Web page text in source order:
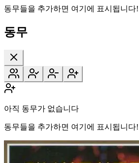
동무들을 추가하면 여기에 표시됩니다!
동무
아직 동무가 없습니다
동무들을 추가하면 여기에 표시됩니다!